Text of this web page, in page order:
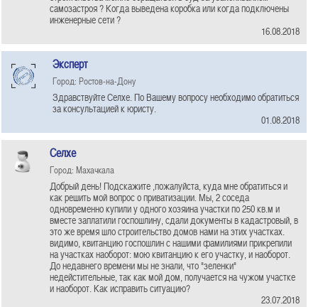
самозастроя ? Когда выведена коробка или когда подключены
инженерные сети ?
16.08.2018
Эксперт
Город: Ростов-на-Дону
Здравствуйте Селхе. По Вашему вопросу необходимо обратиться
за консультацией к юристу.
01.08.2018
Селхе
Город: Махачкала
Добрый день! Подскажите ,пожалуйста, куда мне обратиться и
как решить мой вопрос о приватизации. Мы, 2 соседа
одновременно купили у одного хозяина участки по 250 кв.м и
вместе заплатили госпошлину, сдали документы в кадастровый, в
это же время шло строительство домов нами на этих участках.
видимо, квитанцию госпошлин с нашими фамилиями прикрепили
на участках наоборот: мою квитанцию к его участку, и наоборот.
До недавнего времени мы не знали, что "зеленки"
недейстительные, так как мой дом, получается на чужом участке
и наоборот. Как исправить ситуацию?
23.07.2018